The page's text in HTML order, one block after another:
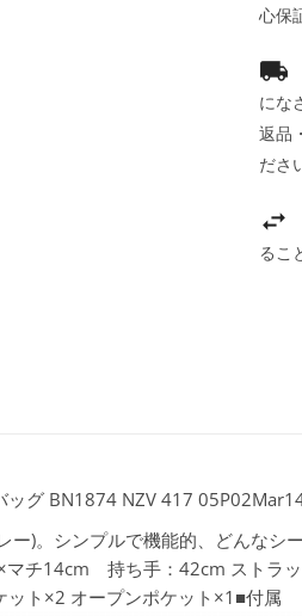
心保
にな
返品
ださ
るこ
ッグ BN1874 NZV 417
ー)。シンプルで機能的、どんな
チ14cm 持ち手：42cm ストラ
ット×2 オープンポケット×1■付属